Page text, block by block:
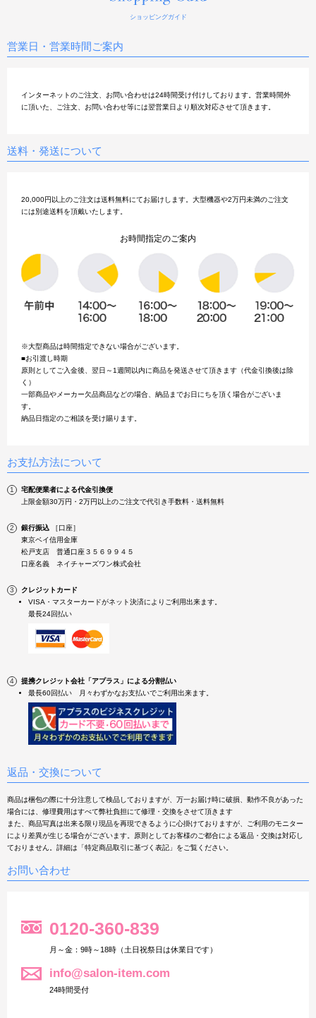
ショッピングガイド
営業日・営業時間ご案内
インターネットのご注文、お問い合わせは24時間受け付けしております。営業時間外
に頂いた、ご注文、お問い合わせ等には翌営業日より順次対応させて頂きます。
送料・発送について
20,000円以上のご注文は送料無料にてお届けします。大型機器や2万円未満のご注文
には別途送料を頂戴いたします。
お時間指定のご案内
※大型商品は時間指定できない場合がございます。
■お引渡し時期
原則としてご入金後、翌日～1週間以内に商品を発送させて頂きます（代金引換後は除
く）
一部商品やメーカー欠品商品などの場合、納品までお日にちを頂く場合がございま
す。
納品日指定のご相談を受け賜ります。
お支払方法について
宅配便業者による代金引換便
上限金額30万円・2万円以上のご注文で代引き手数料・送料無料
銀行振込 ［口座］
東京ベイ信用金庫
松戸支店 普通口座３５６９９４５
口座名義 ネイチャーズワン株式会社
クレジットカード
VISA・マスターカードがネット決済によりご利用出来ます。
最長24回払い
提携クレジット会社「アプラス」による分割払い
最長60回払い 月々わずかなお支払いでご利用出来ます。
返品・交換について
商品は梱包の際に十分注意して検品しておりますが、万一お届け時に破損、動作不良があった
場合には、修理費用はすべて弊社負担にて修理・交換をさせて頂きます
また、商品写真は出来る限り現品を再現できるように心掛けておりますが、ご利用のモニター
により差異が生じる場合がございます。原則としてお客様のご都合による返品・交換は対応し
ておりません。詳細は「特定商品取引に基づく表記」をご覧ください。
お問い合わせ
0120-360-839
月～金：9時～18時（土日祝祭日は休業日です）
info@salon-item.com
24時間受付